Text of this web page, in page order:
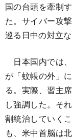
国の台頭を牽制
た。サイバー攻
巡る日中の対立
日本国内では
が「蚊帳の外」
る。実際、習主
し強調した。そ
割統治していく
も、米中首脳は